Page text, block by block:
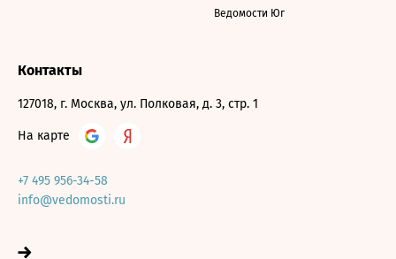
Ведомости Юг
Контакты
127018, г. Москва, ул. Полковая, д. 3, стр. 1
На карте
+7 495 956-34-58
info@vedomosti.ru